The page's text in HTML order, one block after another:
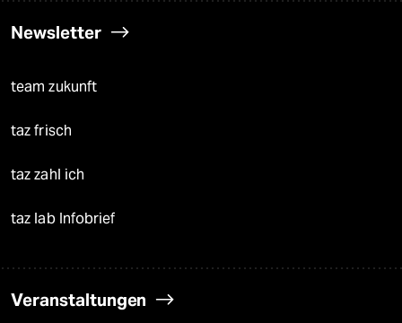
Newsletter
team zukunft
taz frisch
taz zahl ich
taz lab Infobrief
Veranstaltungen